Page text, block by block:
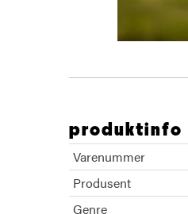
produktinfo
Varenummer
Produsent
Genre